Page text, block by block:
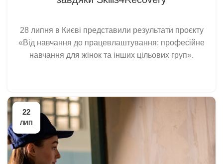
28 липня в Києві представили результати проєкту
«Від навчання до працевлаштування: професійне
навчання для жінок та інших цільових груп».
22
ЛИП